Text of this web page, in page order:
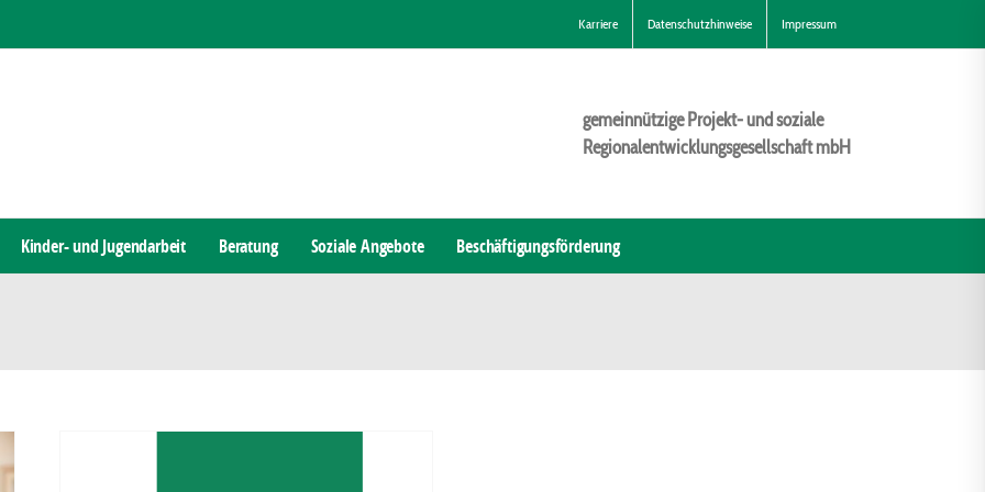
Karriere Datenschutzhinweise Impressum
gemeinnützige Projekt- und soziale
Regionalentwicklungsgesellschaft mbH
Kinder- und Jugendarbeit Beratung Soziale Angebote Beschäftigungsförderung